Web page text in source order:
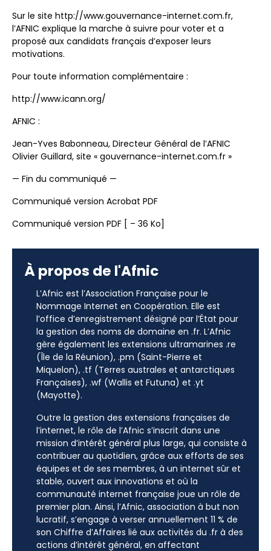
Sur le site http://www.gouvernance-internet.com.fr,
l’AFNIC explique la marche à suivre pour voter et a
proposé aux candidats français d’exposer leurs
motivations.
Pour toute information complémentaire :
http://www.icann.org/
AFNIC :
Jean-Yves Babonneau, Directeur Général de l’AFNIC
Olivier Guillard, site « gouvernance-internet.com.fr »
— Fin du communiqué —
Communiqué version Acrobat PDF
Communiqué version PDF [ – 36 Ko]
À propos de l'Afnic
L’Afnic est l’Association Française pour le
Nommage Internet en Coopération. Elle est
l’office d’enregistrement désigné par l’État pour
la gestion des noms de domaine en .fr. L’Afnic
gère également les extensions ultramarines .re
(Île de la Réunion), .pm (Saint-Pierre et
Miquelon), .tf (Terres australes et antarctiques
Françaises), .wf (Wallis et Futuna) et .yt
(Mayotte).
Outre la gestion des extensions françaises de
l’internet, le rôle de l’Afnic s’inscrit dans une
mission d’intérêt général plus large, qui consiste à
contribuer au quotidien, grâce aux efforts de ses
équipes et de ses membres, à un internet sûr et
stable, ouvert aux innovations et où la
communauté internet française joue un rôle de
premier plan. Ainsi, l’Afnic, association à but non
lucratif, s’engage à verser annuellement 11 % de
son Chiffre d’Affaires lié aux activités du .fr à des
actions d’intérêt général, en affectant